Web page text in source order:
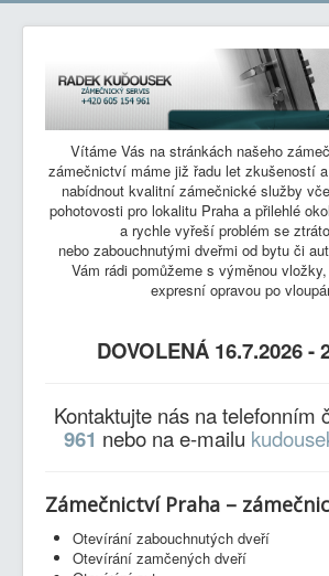
Vítáme Vás na stránkách našeho
zámečnictví máme již řadu let zkušeností
nabídnout kvalitní zámečnické služby
pohotovosti pro lokalitu Praha a přilehlé
a rychle vyřeší problém se
nebo zabouchnutými dveřmi od bytu či
Vám rádi pomůžeme s výměnou
expresní opravou po
DOVOLENÁ 16.7.2026 -
Kontaktujte nás na telefonním
961 nebo na e-mailu
Zámečnictví Praha –
Otevírání zabouchnutých dveří
Otevírání zamčených dveří